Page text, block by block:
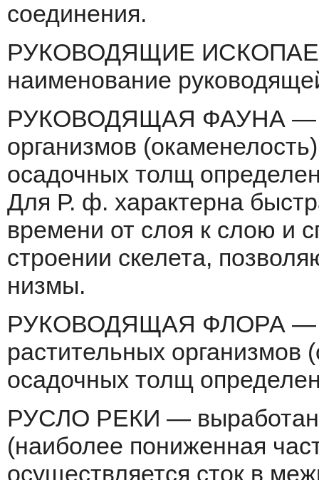
соединения.
РУКОВОДЯЩИЕ
наименование
РУКОВОДЯЩАЯ ФАУНА —
организ­мов
осадочных толщ
Для Р. ф. характерна
времени от слоя к слою и
строении скелета,
низмы.
РУКОВОДЯЩАЯ ФЛОРА —
растительных орга­низмов
осадочных толщ
РУСЛО РЕКИ —
(наиболее пониженная
осуществляется сток в